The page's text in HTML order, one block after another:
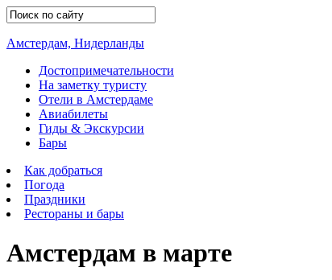
Амстердам, Нидерланды
Достопримечательности
На заметку туристу
Отели в Амстердаме
Авиабилеты
Гиды & Экскурсии
Бары
Как добраться
Погода
Праздники
Рестораны и бары
Амстердам в марте